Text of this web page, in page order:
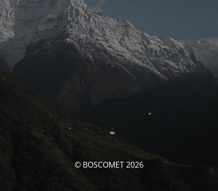
© BOSCOMET 2026